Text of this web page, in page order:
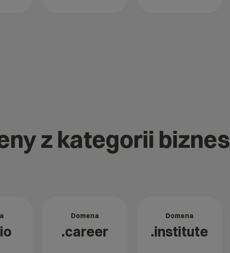
z kategorii biznes
Domena
.career
Domena
.institute